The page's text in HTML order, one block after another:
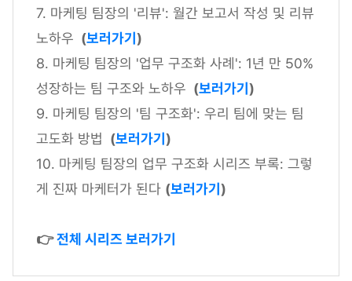
7. 마케팅 팀장의 '리뷰': 월간 보고서 작성 및 리뷰
노하우 (보러가기)
8. 마케팅 팀장의 '업무 구조화 사례': 1년 만 50%
성장하는 팀 구조와 노하우 (보러가기)
9. 마케팅 팀장의 '팀 구조화': 우리 팀에 맞는 팀
고도화 방법 (보러가기)
10. 마케팅 팀장의 업무 구조화 시리즈 부록: 그렇
게 진짜 마케터가 된다 (보러가기)
👉전체 시리즈 보러가기